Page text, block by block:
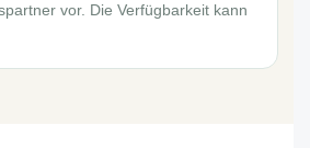
vor. Die Verfügbarkeit kann